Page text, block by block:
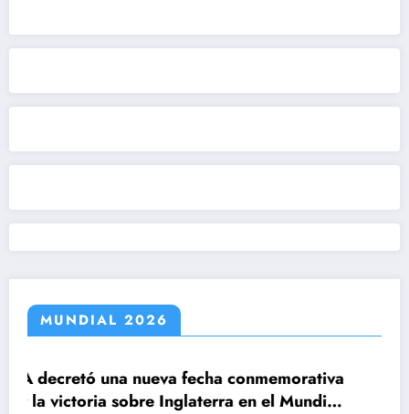
MUNDIAL 2026
conmemorativa
en el Mundial